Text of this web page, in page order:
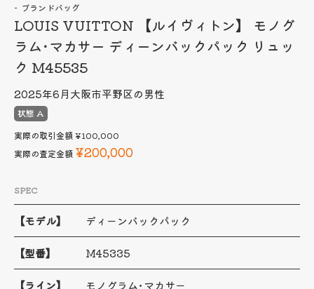
ブランドバッグ
LOUIS VUITTON 【ルイヴィトン】 モノグ
ラム･マカサー ディーンバックパック リュッ
ク M45535
2025年6月大阪市平野区の男性
状態 A
実際の取引金額¥100,000
実際の査定金額 ¥200,000
SPEC
【モデル】 ディーンバックパック
【型番】 M45335
【ライン】 モノグラム･マカサー